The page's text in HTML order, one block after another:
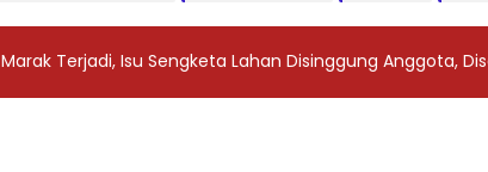
‎Marak Terjadi, Isu Sengketa Lahan Disinggung Anggota,